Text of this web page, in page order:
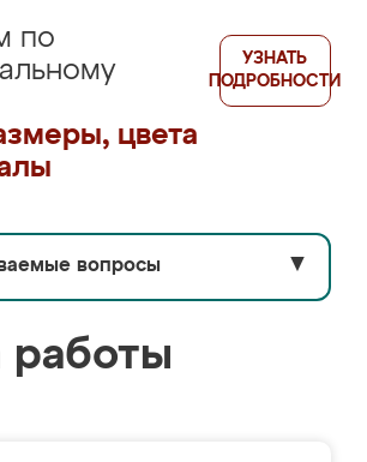
по
цвета
УЗНАТЬ
ПОДРОБНОСТИ
вопросы ▼
работы